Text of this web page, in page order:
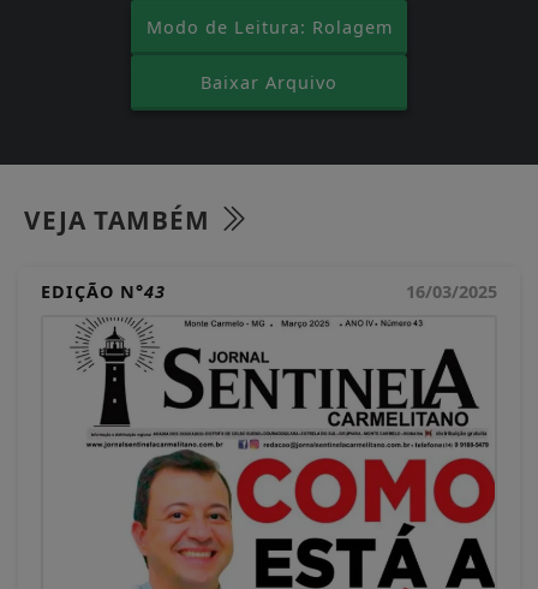
Modo de Leitura: Rolagem
Baixar Arquivo
VEJA TAMBÉM
EDIÇÃO N°43 16/03/2025